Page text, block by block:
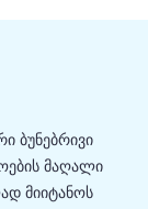
ბუნებრივი
მაღალი
მიიტანოს